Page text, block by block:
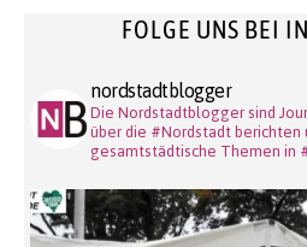
FOLGE UNS BEI
nordstadtblogger
Die Nordstadtblogger sind
über die #Nordstadt berichten
gesamtstädtische Themen in